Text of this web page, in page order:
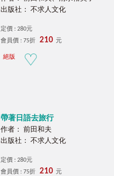
出版社： 不求人文化
定價 : 280元
會員價 : 75折
210 元
絕版
帶著日語去旅行
作者： 前田和夫
出版社： 不求人文化
定價 : 280元
會員價 : 75折
210 元